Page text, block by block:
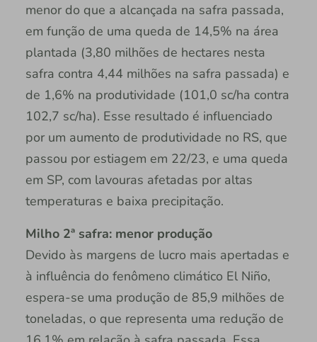
menor do que a alcançada na safra passada,
em função de uma queda de 14,5% na área
plantada (3,80 milhões de hectares nesta
safra contra 4,44 milhões na safra passada) e
de 1,6% na produtividade (101,0 sc/ha contra
102,7 sc/ha). Esse resultado é influenciado
por um aumento de produtividade no RS, que
passou por estiagem em 22/23, e uma queda
em SP, com lavouras afetadas por altas
temperaturas e baixa precipitação.
Milho 2ª safra: menor produção
Devido às margens de lucro mais apertadas e
à influência do fenômeno climático El Niño,
espera-se uma produção de 85,9 milhões de
toneladas, o que representa uma redução de